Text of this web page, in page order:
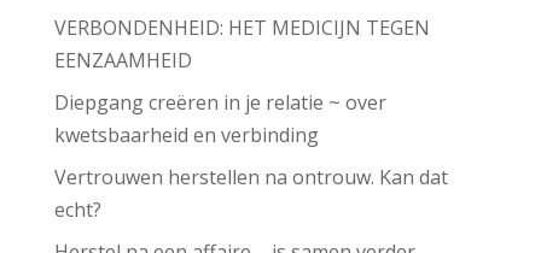
VERBONDENHEID: HET MEDICIJN TEGEN
EENZAAMHEID
Diepgang creëren in je relatie ~ over
kwetsbaarheid en verbinding
Vertrouwen herstellen na ontrouw. Kan dat
echt?